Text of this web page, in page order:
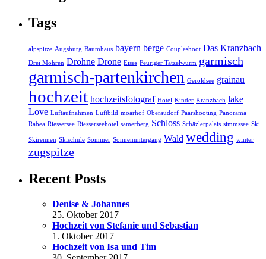
Tags
alpspitze Augsburg Baumhaus bayern berge Coupleshoot Das Kranzbach
Drei Mohren Drohne Drone Eises Feuriger Tatzelwurm garmisch
garmisch-partenkirchen Geroldsee grainau
hochzeit hochzeitsfotograf Hotel Kinder Kranzbach lake
Love Luftaufnahmen Luftbild moarhof Oberaudorf Paarshooting Panorama
Rabea Riessersee Riesserseehotel samerberg Schloss Schäzlerpalais simmssee Ski
Skirennen Skischule Sommer Sonnenuntergang Wald wedding winter
zugspitze
Recent Posts
Denise & Johannes
25. Oktober 2017
Hochzeit von Stefanie und Sebastian
1. Oktober 2017
Hochzeit von Isa und Tim